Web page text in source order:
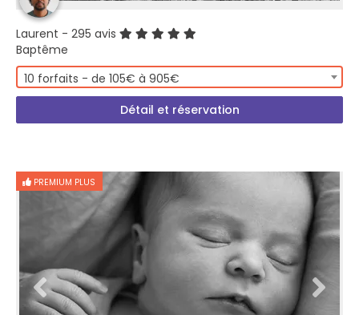
Laurent - 295 avis
Baptême
10 forfaits - de 105€ à 905€
Détail et réservation
PREMIUM PLUS